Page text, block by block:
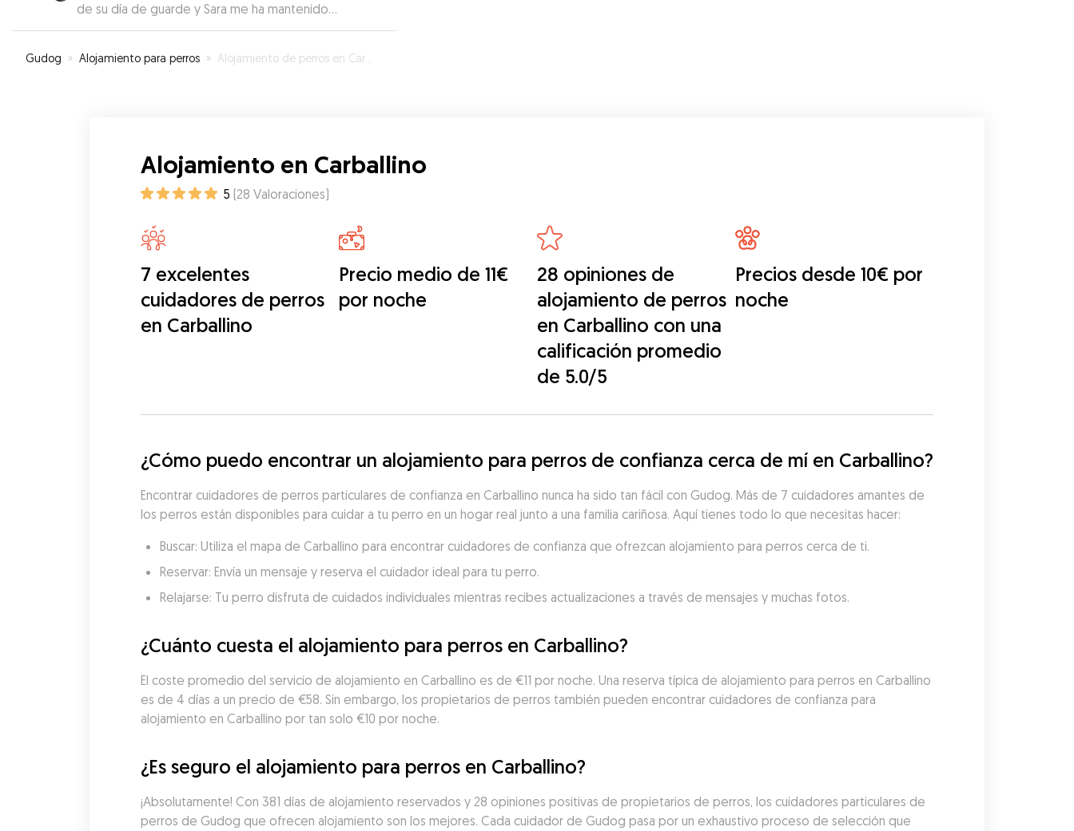
de su día de guarde y Sara me ha mantenido
informado en todo momento.”
Gudog » Alojamiento para perros » Alojamiento de perros en Carballino
Alojamiento en Carballino
5 (28 Valoraciones)
7 excelentes
cuidadores de perros
en Carballino
Precio medio de 11€
por noche
28 opiniones de
alojamiento de perros
en Carballino con una
calificación promedio
de 5.0/5
Precios desde 10€ por
noche
¿Cómo puedo encontrar un alojamiento para perros de confianza cerca de mí en Carballino?
Encontrar cuidadores de perros particulares de confianza en Carballino nunca ha sido tan fácil con Gudog. Más de 7 cuidadores amantes de
los perros están disponibles para cuidar a tu perro en un hogar real junto a una familia cariñosa. Aquí tienes todo lo que necesitas hacer:
Buscar: Utiliza el mapa de Carballino para encontrar cuidadores de confianza que ofrezcan alojamiento para perros cerca de ti.
Reservar: Envía un mensaje y reserva el cuidador ideal para tu perro.
Relajarse: Tu perro disfruta de cuidados individuales mientras recibes actualizaciones a través de mensajes y muchas fotos.
¿Cuánto cuesta el alojamiento para perros en Carballino?
El coste promedio del servicio de alojamiento en Carballino es de €11 por noche. Una reserva típica de alojamiento para perros en Carballino
es de 4 días a un precio de €58. Sin embargo, los propietarios de perros también pueden encontrar cuidadores de confianza para
alojamiento en Carballino por tan solo €10 por noche.
¿Es seguro el alojamiento para perros en Carballino?
¡Absolutamente! Con 381 días de alojamiento reservados y 28 opiniones positivas de propietarios de perros, los cuidadores particulares de
perros de Gudog que ofrecen alojamiento son los mejores. Cada cuidador de Gudog pasa por un exhaustivo proceso de selección que